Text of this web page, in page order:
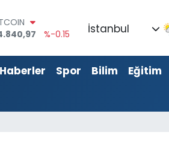
%0.18
%0.32
İstanbul
Spor Bilim
Eğitim